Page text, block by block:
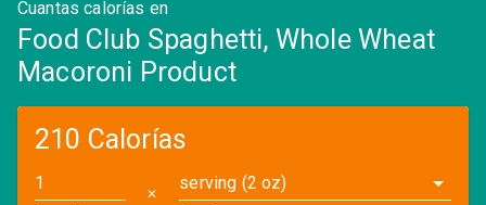
Cuantas calorías en
Food Club Spaghetti, Whole Wheat
Macoroni Product
210 Calorías
✕
serving (2 oz)